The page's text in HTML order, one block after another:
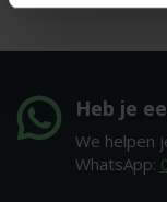
Heb je
We helpen
WhatsApp: